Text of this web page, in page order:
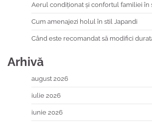
Aerul condiționat și confortul familiei în
Cum amenajezi holul în stil Japandi
Când este recomandat să modifici
Arhivă
august 2026
iulie 2026
iunie 2026